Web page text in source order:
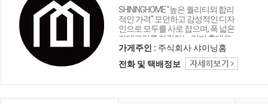
SHININGHOME "높은 퀄리티외 합리
적인 가격" 모던하고 감성적인 디자
인으로 모두를 사로 잡으며, 폭 넓은
카테고리를 자랑하는 리빙 홈데코
인테리어 샤이닝홈입니다.
가게주인 : 주식회사 샤이닝홈
전화 및 택배정보